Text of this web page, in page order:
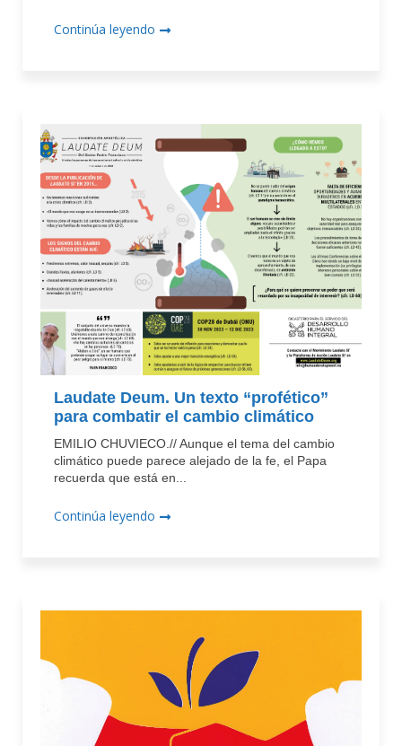
Continúa leyendo
Laudate Deum. Un texto “profético”
para combatir el cambio climático
EMILIO CHUVIECO.// Aunque el tema del cambio
climático puede parece alejado de la fe, el Papa
recuerda que está en...
Continúa leyendo